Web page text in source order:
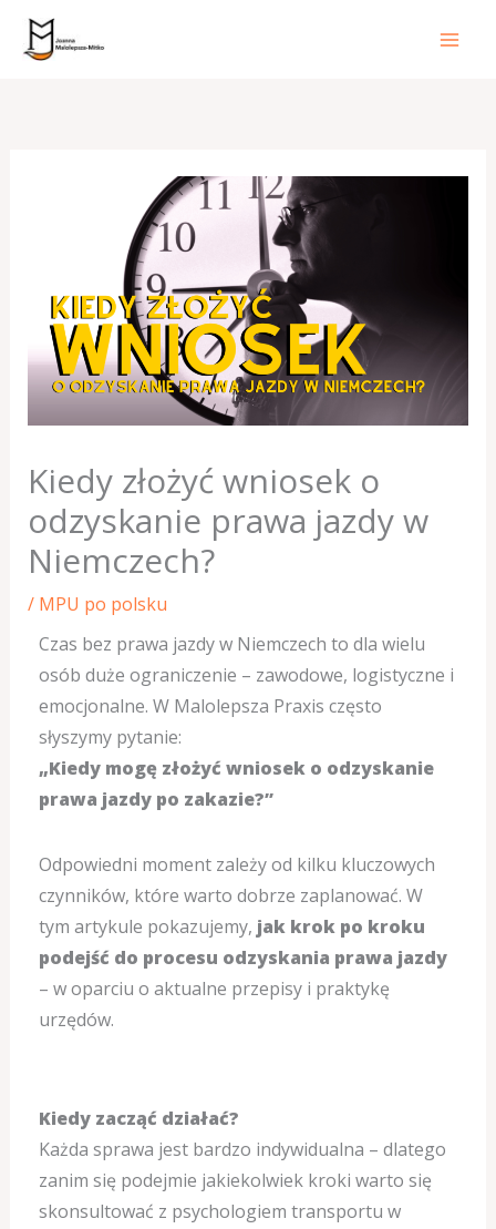
Przejdź
Kiedy złożyć wniosek o
odzyskanie prawa jazdy w
Niemczech?
/ MPU po polsku
Czas bez prawa jazdy w Niemczech to dla wielu
osób duże ograniczenie – zawodowe, logistyczne i
emocjonalne. W Malolepsza Praxis często
słyszymy pytanie:
„Kiedy mogę złożyć wniosek o odzyskanie
prawa jazdy po zakazie?”
Odpowiedni moment zależy od kilku kluczowych
czynników, które warto dobrze zaplanować. W
tym artykule pokazujemy, jak krok po kroku
podejść do procesu odzyskania prawa jazdy
– w oparciu o aktualne przepisy i praktykę
urzędów.
Kiedy zacząć działać?
Każda sprawa jest bardzo indywidualna – dlatego
zanim się podejmie jakiekolwiek kroki warto się
skonsultować z psychologiem transportu w